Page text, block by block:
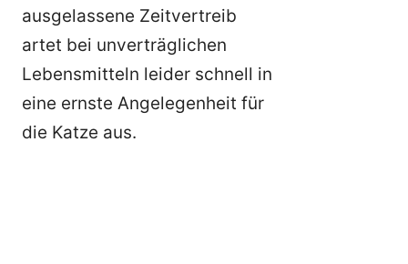
ausgelassene Zeitvertreib
artet bei unverträglichen
Lebensmitteln leider schnell in
eine ernste Angelegenheit für
die Katze aus.